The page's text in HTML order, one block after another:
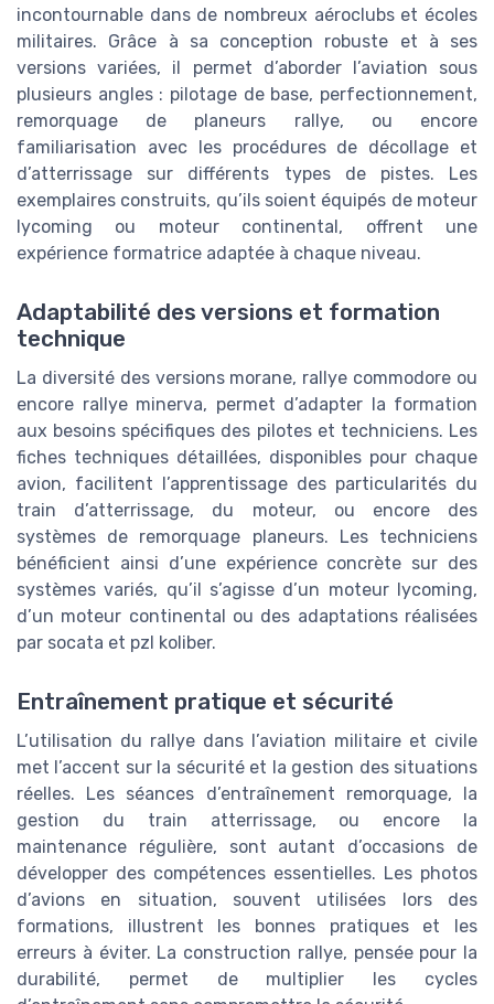
incontournable dans de nombreux aéroclubs et écoles
militaires. Grâce à sa conception robuste et à ses
versions variées, il permet d’aborder l’aviation sous
plusieurs angles : pilotage de base, perfectionnement,
remorquage de planeurs rallye, ou encore
familiarisation avec les procédures de décollage et
d’atterrissage sur différents types de pistes. Les
exemplaires construits, qu’ils soient équipés de moteur
lycoming ou moteur continental, offrent une
expérience formatrice adaptée à chaque niveau.
Adaptabilité des versions et formation
technique
La diversité des versions morane, rallye commodore ou
encore rallye minerva, permet d’adapter la formation
aux besoins spécifiques des pilotes et techniciens. Les
fiches techniques détaillées, disponibles pour chaque
avion, facilitent l’apprentissage des particularités du
train d’atterrissage, du moteur, ou encore des
systèmes de remorquage planeurs. Les techniciens
bénéficient ainsi d’une expérience concrète sur des
systèmes variés, qu’il s’agisse d’un moteur lycoming,
d’un moteur continental ou des adaptations réalisées
par socata et pzl koliber.
Entraînement pratique et sécurité
L’utilisation du rallye dans l’aviation militaire et civile
met l’accent sur la sécurité et la gestion des situations
réelles. Les séances d’entraînement remorquage, la
gestion du train atterrissage, ou encore la
maintenance régulière, sont autant d’occasions de
développer des compétences essentielles. Les photos
d’avions en situation, souvent utilisées lors des
formations, illustrent les bonnes pratiques et les
erreurs à éviter. La construction rallye, pensée pour la
durabilité, permet de multiplier les cycles